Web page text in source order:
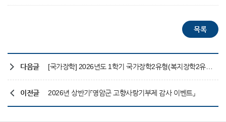
다음글 [국가장학] 2026년도 1학기 국가장학2유형(복지장학2유형) 지급 안내
이전글 2026년 상반기「영암군 고향사랑기부제 감사 이벤트」